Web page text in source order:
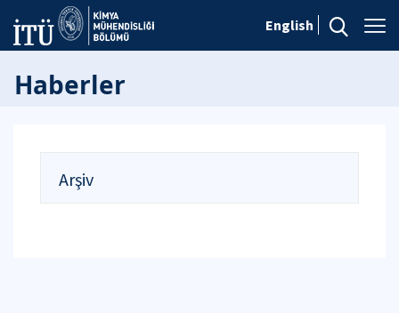
English
Haberler
Arşiv